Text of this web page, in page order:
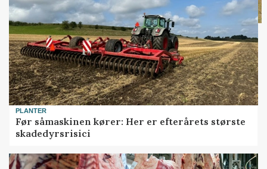
PLANTER
Før såmaskinen kører: Her er efterårets største
skadedyrsrisici